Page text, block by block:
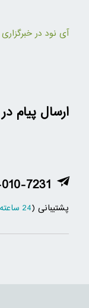
آی نود در
ارسال پیام
7231
پشتیبانی (24 ساعته